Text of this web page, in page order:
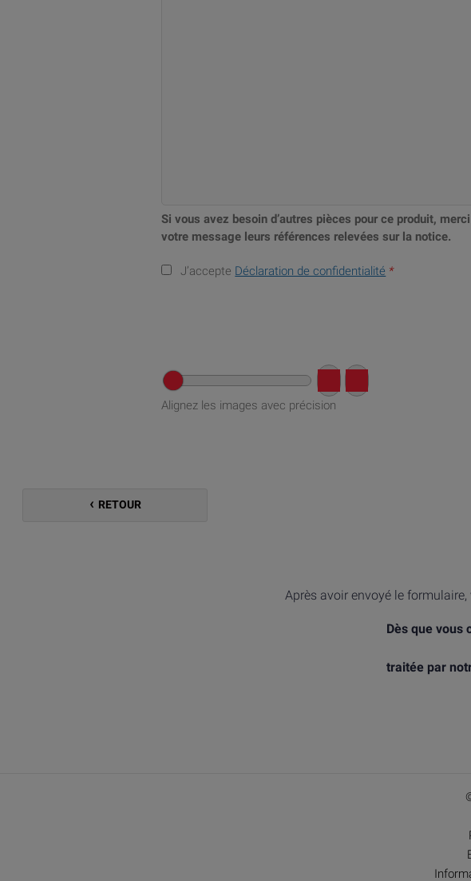
Si vous avez besoin d’autres pièces pour ce produit,
votre message leurs références relevées sur la notice.
J’accepte Déclaration de confidentialité *
Alignez les images avec précision
RETOUR
Après avoir envoyé le
Dès que vous
traitée par